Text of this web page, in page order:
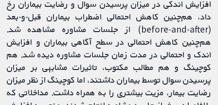
افزایش اندکی در میزان پرسیدن سوال و رضایت بیماران رخ
داد، هم‌چنین کاهش احتمالی اضطراب بیماران قبل-و-بعد
(before-and-after) از جلسات مشاوره مشاهده شد.
هم‌چنین کاهش احتمالی در سطح آگاهی بیماران و افزایش
اندک و احتمالی در مدت زمان جلسات مشاوره دیده شد. هم
کوچینگ و هم مطالب مکتوب، تاثیرات مشابهی بر میزان
پرسیدن سوال توسط بیماران داشتند، اما کوچینگ از نظر میزان
رضایت بیمار، مزیت بیشتری را به همراه داشت. مداخلاتی که